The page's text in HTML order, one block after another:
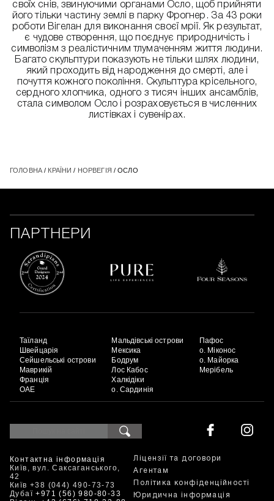
своїх снів, звинуючими органами Осло, щоб прийняти
його тільки частину землі в парку Фрогнер. За 43 роки
роботи Вігелан для виконання своєї мрії. Як результат,
є чудове створення, що поєднує природничість і
символізм з реалістичним тлумаченням життя людини.
Багато скульптури показують не тільки шлях людини,
який проходить від народження до смерті, але і
почуття кожного покоління. Скульптура крісельного,
сердного хлопчика, одного з тисяч інших ансамблів,
стала символом Осло і розраховується в численних
листівках і сувенірах.
ГОЛОВНА/ КРАЇНИ / НОРВЕГІЯ / ОСЛО
ПАРТНЕРИ
Таїланд
Швейцарія
Сейшельські острови
Маврикій
Франція
ОАЕ
Мальдівські острови
Мексика
Бодрум
Лос Кабос
Халкідіки
о. Сардинія
Пафос
о. Міконос
о. Майорка
Мерібель
Контактна інформація
Київ, вул. Саксаганського,
42
Київ +38 (044) 490-73-73
Дубаї+971 (56) 980-80-33
Ліцензії та договори
Агентам
Політика конфіденційності
Юридична інформація